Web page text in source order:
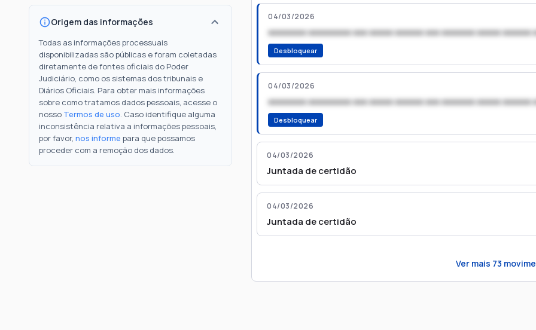
Origem das informações
Todas as informações processuais
disponibilizadas são públicas e foram coletadas
diretamente de fontes oficiais do Poder
Judiciário, como os sistemas dos tribunais e
Diários Oficiais. Para obter mais informações
sobre como tratamos dados pessoais, acesse o
nosso Termos de uso. Caso identifique alguma
inconsistência relativa a informações pessoais,
por favor, nos informe para que possamos
proceder com a remoção dos dados.
04/03/2026
xxxxxxxx xxxxxxxxx xxx xxxxx xxxxxx xxx xxxxxxx xxxxx xxxxxx
Desbloquear
04/03/2026
xxxxxxxx xxxxxxxxx xxx xxxxx xxxxxx xxx xxxxxxx xxxxx xxxxxx
Desbloquear
04/03/2026
Juntada de certidão
04/03/2026
Juntada de certidão
Ver mais 73